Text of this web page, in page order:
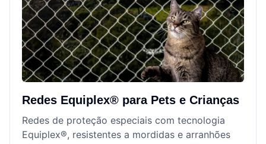
Redes Equiplex® para Pets e Crianças
Redes de proteção especiais com tecnologia
Equiplex®, resistentes a mordidas e arranhões